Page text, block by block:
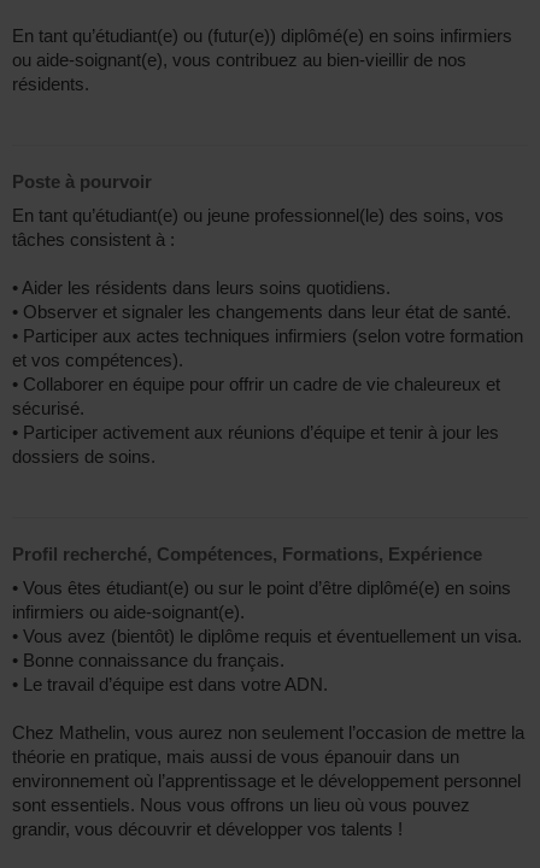
En tant qu’étudiant(e) ou (futur(e)) diplômé(e) en soins infirmiers
ou aide-soignant(e), vous contribuez au bien-vieillir de nos
résidents.
Poste à pourvoir
En tant qu’étudiant(e) ou jeune professionnel(le) des soins, vos
tâches consistent à :
• Aider les résidents dans leurs soins quotidiens.
• Observer et signaler les changements dans leur état de santé.
• Participer aux actes techniques infirmiers (selon votre formation
et vos compétences).
• Collaborer en équipe pour offrir un cadre de vie chaleureux et
sécurisé.
• Participer activement aux réunions d’équipe et tenir à jour les
dossiers de soins.
Profil recherché, Compétences, Formations, Expérience
• Vous êtes étudiant(e) ou sur le point d’être diplômé(e) en soins
infirmiers ou aide-soignant(e).
• Vous avez (bientôt) le diplôme requis et éventuellement un visa.
• Bonne connaissance du français.
• Le travail d’équipe est dans votre ADN.
Chez Mathelin, vous aurez non seulement l’occasion de mettre la
théorie en pratique, mais aussi de vous épanouir dans un
environnement où l’apprentissage et le développement personnel
sont essentiels. Nous vous offrons un lieu où vous pouvez
grandir, vous découvrir et développer vos talents !